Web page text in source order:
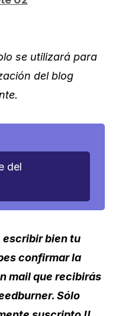
se utilizará para
del blog
del
escribir bien tu
confirmar la
mail que recibirás
Sólo